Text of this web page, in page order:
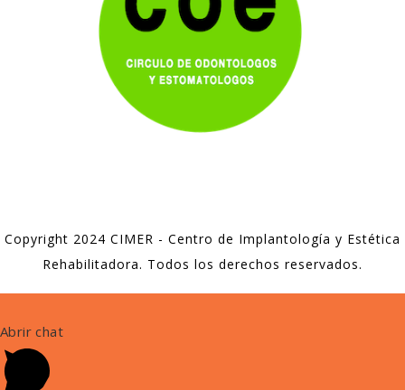
Copyright 2024 CIMER - Centro de Implantología y Estética
Rehabilitadora. Todos los derechos reservados.
Abrir chat